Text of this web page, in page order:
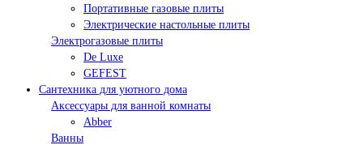
Портативные газовые плиты
Электрические настольные плиты
Электрогазовые плиты
De Luxe
GEFEST
Сантехника для уютного дома
Аксессуары для ванной комнаты
Abber
Ванны